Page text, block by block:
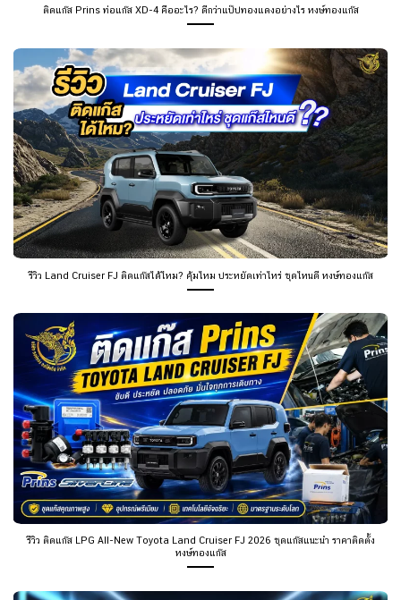
ติดแก๊ส Prins ท่อแก๊ส XD-4 คืออะไร? ดีกว่าแป๊ปทองแดงอย่างไร หงษ์ทองแก๊ส
รีวิว Land Cruiser FJ ติดแก๊สได้ไหม? คุ้มไหม ประหยัดเท่าไหร่ ชุดไหนดี หงษ์ทองแก๊ส
รีวิว ติดแก๊ส LPG All-New Toyota Land Cruiser FJ 2026 ชุดแก๊สแนะนำ ราคาติดตั้ง
หงษ์ทองแก๊ส